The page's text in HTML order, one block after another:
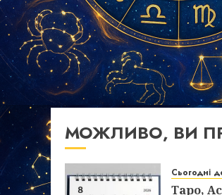
МОЖЛИВО, ВИ
Сьогодні
Таро,